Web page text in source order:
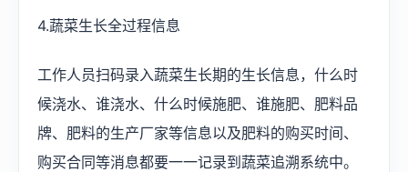
4.蔬菜生长全过程信息
工作人员扫码录入蔬菜生长期的生长信息，什么时
候浇水、谁浇水、什么时候施肥、谁施肥、肥料品
牌、肥料的生产厂家等信息以及肥料的购买时间、
购买合同等消息都要一一记录到蔬菜追溯系统中。